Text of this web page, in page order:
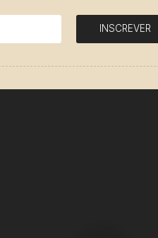
INSCREVER